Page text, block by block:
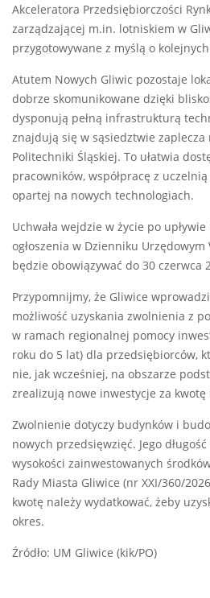
Akceleratora Przedsiębiorczości
zarządzającej m.in. lotniskiem w
przygotowywane z myślą o
Atutem Nowych Gliwic pozostaje
dobrze skomunikowane dzięki
dysponują pełną infrastrukturą
znajdują się w sąsiedztwie zaplecza
Politechniki Śląskiej. To ułatwia
pracowników, współpracę z
opartej na nowych technologiach.
Uchwała wejdzie w życie po
ogłoszenia w Dzienniku
będzie obowiązywać do 30 czerwca
Przypomnijmy, że Gliwice
możliwość uzyskania zwolnienia z
w ramach regionalnej pomocy
roku do 5 lat) dla przedsiębiorców,
nie, jak wcześniej, na obszarze
zrealizują nowe inwestycje za kwotę
Zwolnienie dotyczy budynków i
nowych przedsięwzięć. Jego
wysokości zainwestowanych
Rady Miasta Gliwice (nr XXI/360/
kwotę należy wydatkować, żeby
okres.
Źródło: UM Gliwice (kik/PO)